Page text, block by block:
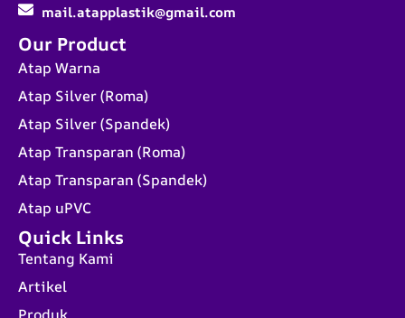
Quick Links
Tentang Kami
Artikel
Our Product
Atap Warna
Atap Silver (Roma)
Atap Silver (Spandek)
Atap Transparan (Roma)
Atap Transparan (Spandek)
Atap uPVC
mail.atapplastik@gmail.com